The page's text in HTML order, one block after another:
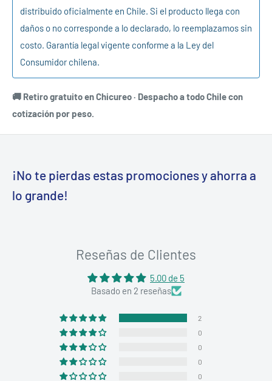
distribuido oficialmente en Chile. Si el producto llega con
daños o no corresponde a lo declarado, lo reemplazamos sin
costo. Garantía legal vigente conforme a la Ley del
Consumidor chilena.
🚚 Retiro gratuito en Chicureo · Despacho a todo Chile con
cotización por peso.
¡No te pierdas estas promociones y ahorra a
lo grande!
Reseñas de Clientes
5.00 de 5
Basado en 2 reseñas
2
0
0
0
0